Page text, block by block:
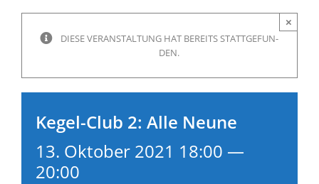
DIE­SE VER­AN­STAL­TUNG HAT BEREITS STATT­GE­FUN­
DEN.
×
Kegel-Club 2: Alle Neune
13. Oktober 2021 18:00 —
20:00